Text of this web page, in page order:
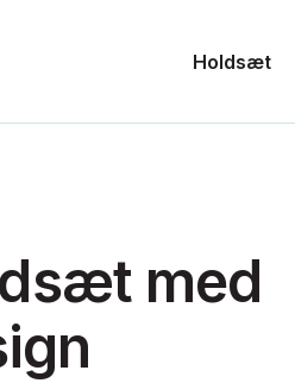
Holdsæt
med